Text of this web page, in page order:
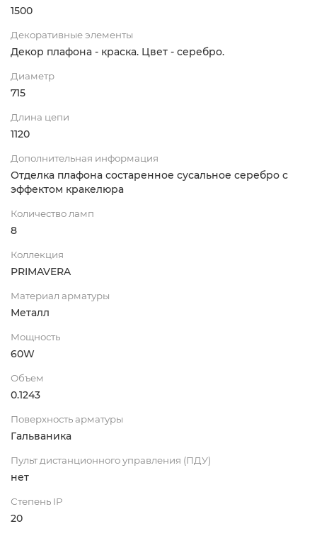
1500
Декоративные элементы
Декор плафона - краска. Цвет - серебро.
Диаметр
715
Длина цепи
1120
Дополнительная информация
Отделка плафона состаренное сусальное серебро с
эффектом кракелюра
Количество ламп
8
Коллекция
PRIMAVERA
Материал арматуры
Металл
Мощность
60W
Объем
0.1243
Поверхность арматуры
Гальваника
Пульт дистанционного управления (ПДУ)
нет
Степень IP
20